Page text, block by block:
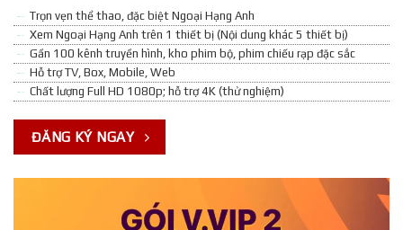
Trọn vẹn thể thao, đặc biệt Ngoại Hạng Anh
Xem Ngoại Hạng Anh trên 1 thiết bị (Nội dung khác 5 thiết bị)
Gần 100 kênh truyền hình, kho phim bộ, phim chiếu rạp đặc sắc
Hỗ trợ TV, Box, Mobile, Web
Chất lượng Full HD 1080p; hỗ trợ 4K (thử nghiệm)
ĐĂNG KÝ NGAY